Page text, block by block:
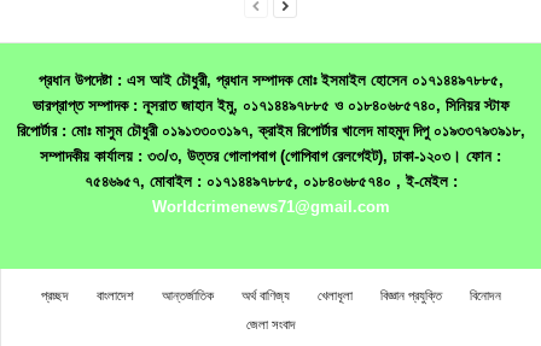
প্রধান উপদেষ্টা : এস আই চৌধুরী, প্রধান সম্পাদক মোঃ ইসমাইল হোসেন ০১৭১৪৪৯৭৮৮৫,
ভারপ্রাপ্ত সম্পাদক : নূসরাত জাহান ইমু, ০১৭১৪৪৯৭৮৮৫ ও ০১৮৪০৬৮৫৭৪০, সিনিয়র স্টাফ
রিপোর্টার : মোঃ মাসুম চৌধুরী ০১৯১৩৩০৩১৯৭, ক্রাইম রিপোর্টার খালেদ মাহমুদ দিপু ০১৯৩৩৭৯৩৯১৮,
সম্পাদকীয় কার্যালয় : ৩৩/৩, উত্তর গোলাপবাগ (গোপিবাগ রেলগেইট), ঢাকা-১২০৩। ফোন :
৭৫৪৬৯৫৭, মোবাইল : ০১৭১৪৪৯৭৮৮৫, ০১৮৪০৬৮৫৭৪০ , ই-মেইল :
Worldcrimenews71@gmail.com
প্রচ্ছদ বাংলাদেশ আন্তর্জাতিক অর্থ বাণিজ্য খেলাধূলা বিজ্ঞান প্রযুক্তি
বিনোদন
জেলা সংবাদ